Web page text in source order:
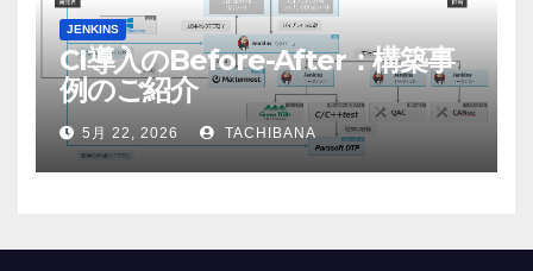
JENKINS
CI導入のBefore-After：構築事
例のご紹介
5月 22, 2026 TACHIBANA